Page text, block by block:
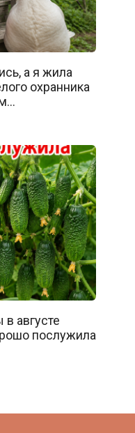
а я жила
охранника
августе
послужила